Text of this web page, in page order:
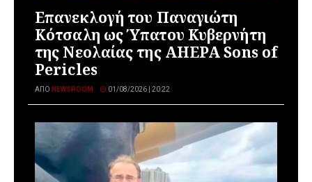
Επανεκλογή του Παναγιώτη
Κότσαλη ως Ύπατου Κυβερνήτη
της Νεολαίας της AHEPA Sons of
Pericles
ΑΠΌ NEWSROOM 01/08/2026 | 20:22